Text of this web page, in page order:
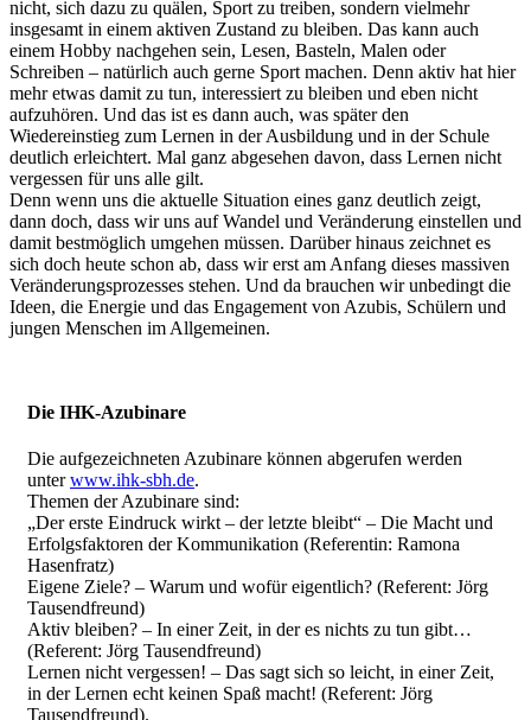
nicht, sich dazu zu quälen, Sport zu treiben, sondern vielmehr
insgesamt in einem aktiven Zustand zu bleiben. Das kann auch
einem Hobby nachgehen sein, Lesen, Basteln, Malen oder
Schreiben – natürlich auch gerne Sport machen. Denn aktiv hat hier
mehr etwas damit zu tun, interessiert zu bleiben und eben nicht
aufzuhören. Und das ist es dann auch, was später den
Wiedereinstieg zum Lernen in der Ausbildung und in der Schule
deutlich erleichtert. Mal ganz abgesehen davon, dass Lernen nicht
vergessen für uns alle gilt.
Denn wenn uns die aktuelle Situation eines ganz deutlich zeigt,
dann doch, dass wir uns auf Wandel und Veränderung einstellen und
damit bestmöglich umgehen müssen. Darüber hinaus zeichnet es
sich doch heute schon ab, dass wir erst am Anfang dieses massiven
Veränderungsprozesses stehen. Und da brauchen wir unbedingt die
Ideen, die Energie und das Engagement von Azubis, Schülern und
jungen Menschen im Allgemeinen.
Die IHK-Azubinare
Die aufgezeichneten Azubinare können abgerufen werden
unterwww.ihk-sbh.de.
Themen der Azubinare sind:
„Der erste Eindruck wirkt – der letzte bleibt“ – Die Macht und
Erfolgsfaktoren der Kommunikation (Referentin: Ramona
Hasenfratz)
Eigene Ziele? – Warum und wofür eigentlich? (Referent: Jörg
Tausendfreund)
Aktiv bleiben? – In einer Zeit, in der es nichts zu tun gibt…
(Referent: Jörg Tausendfreund)
Lernen nicht vergessen! – Das sagt sich so leicht, in einer Zeit,
in der Lernen echt keinen Spaß macht! (Referent: Jörg
Tausendfreund).